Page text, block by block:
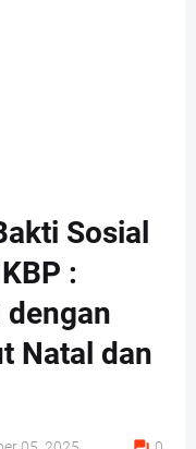
Sosial
:
Natal dan